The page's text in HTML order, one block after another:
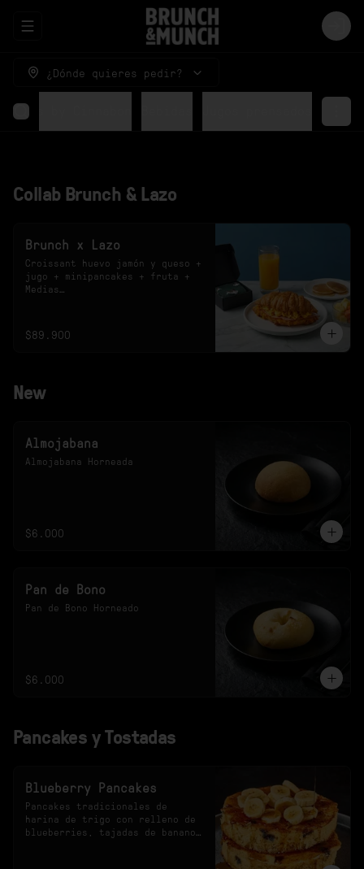
Abrir menu de navegación
¿Dónde quieres pedir?
Rolls by Cinnabon
Collab Brunch & Lazo
Brunch x Lazo
Croissant huevo jamón y queso +
jugo + minipancakes + fruta +
Medias
disponibilidad.
$89.900
New
Almojabana
Almojabana Horneada
$6.000
Pan de Bono
Pan de Bono Horneado
$6.000
Pancakes y Tostadas
Blueberry Pancakes
Pancakes tradicionales de
harina de trigo con relleno de
blueberries, tajadas de banano